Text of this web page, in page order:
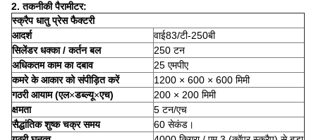
2. तकनीकी पैरामीटर:
स्क्रैप धातु प्रेस फैक्टरी
आदर्श
वाई83/टी-250बी
सिलेंडर धक्का / कर्तन बल
250 टन
अधिकतम काम का दबाव
25 एमपीए
कमरे के आकार को संपीड़ित करें
1200 × 600 × 600 मिमी
गठरी आयाम (एल×डब्ल्यू×एच)
200 × 200 मिमी
क्षमता
5 टन/एच
सैद्धांतिक शुष्क चक्र समय
60 सेकंड।